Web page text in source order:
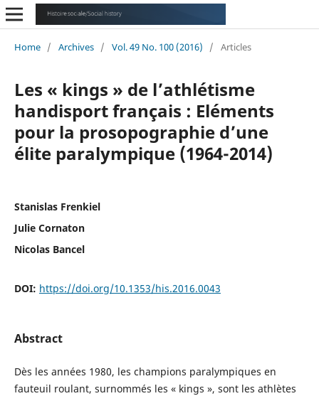
Home / Archives / Vol. 49 No. 100 (2016) / Articles
Les « kings » de l’athlétisme
handisport français : Eléments
pour la prosopographie d’une
élite paralympique (1964-2014)
Stanislas Frenkiel
Julie Cornaton
Nicolas Bancel
DOI: https://doi.org/10.1353/his.2016.0043
Abstract
Dès les années 1980, les champions paralympiques en
fauteuil roulant, surnommés les « kings », sont les athlètes